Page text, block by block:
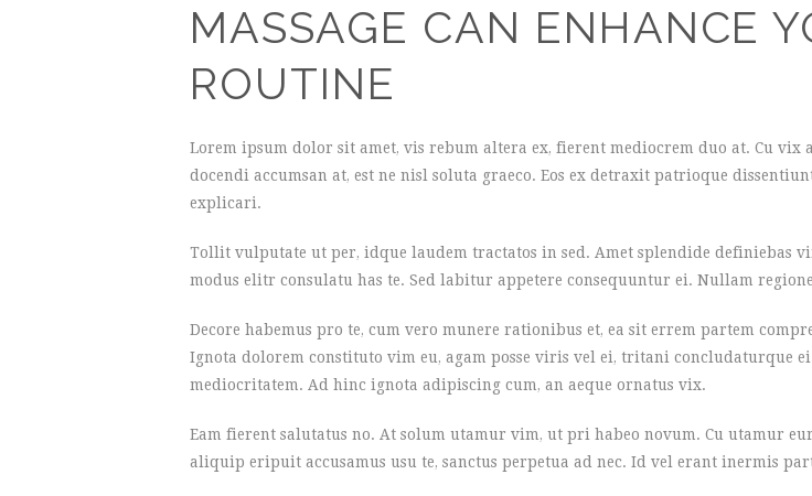
MASSAGE CAN ENHANCE
ROUTINE
Lorem ipsum dolor sit amet, vis rebum altera ex, fierent mediocrem duo at. Cu
docendi accumsan at, est ne nisl soluta graeco. Eos ex detraxit patrioque
explicari.
Tollit vulputate ut per, idque laudem tractatos in sed. Amet splendide definiebas
modus elitr consulatu has te. Sed labitur appetere consequuntur ei. Nullam
Decore habemus pro te, cum vero munere rationibus et, ea sit errem partem
Ignota dolorem constituto vim eu, agam posse viris vel ei, tritani concludaturque
mediocritatem. Ad hinc ignota adipiscing cum, an aeque ornatus vix.
Eam fierent salutatus no. At solum utamur vim, ut pri habeo novum. Cu utamur
aliquip eripuit accusamus usu te, sanctus perpetua ad nec. Id vel erant inermis